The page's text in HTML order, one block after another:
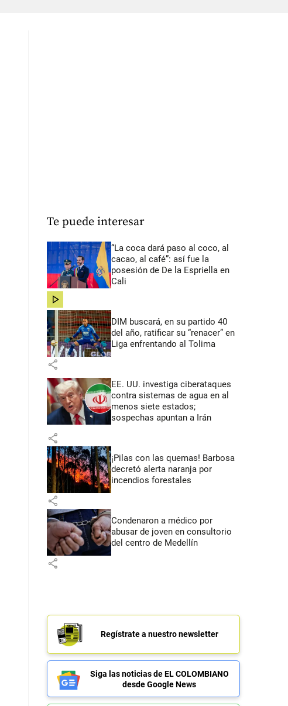
Te puede interesar
“La coca dará paso al coco, al
cacao, al café”: así fue la
posesión de De la Espriella en
Cali
share
DIM buscará, en su partido 40
del año, ratificar su “renacer” en
Liga enfrentando al Tolima
share
EE. UU. investiga ciberataques
contra sistemas de agua en al
menos siete estados;
sospechas apuntan a Irán
share
¡Pilas con las quemas! Barbosa
decretó alerta naranja por
incendios forestales
share
Condenaron a médico por
abusar de joven en consultorio
del centro de Medellín
share
Regístrate a nuestro newsletter
Siga las noticias de EL COLOMBIANO
desde Google News